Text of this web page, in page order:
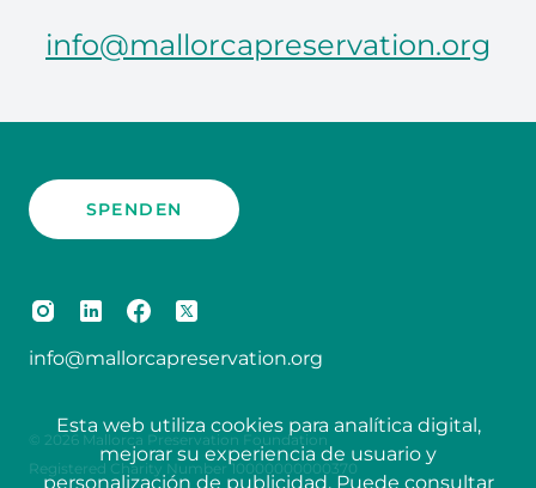
info@mallorcapreservation.org
SPENDEN
info@mallorcapreservation.org
© 2026 Mallorca Preservation Foundation
Registered Charity Number 10000000000370
Esta web utiliza cookies para analítica digital,
mejorar su experiencia de usuario y
personalización de publicidad. Puede consultar